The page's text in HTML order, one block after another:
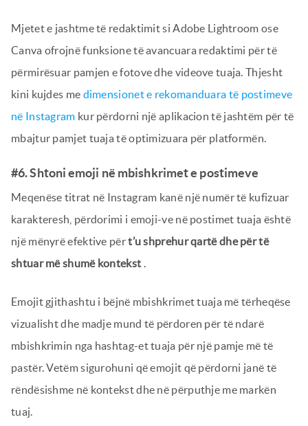
Mjetet e jashtme të redaktimit si Adobe Lightroom ose
Canva ofrojnë funksione të avancuara redaktimi për të
përmirësuar pamjen e fotove dhe videove tuaja. Thjesht
kini kujdes me dimensionet e rekomanduara të postimeve
në Instagram kur përdorni një aplikacion të jashtëm për të
mbajtur pamjet tuaja të optimizuara për platformën.
#6. Shtoni emoji në mbishkrimet e postimeve
Meqenëse titrat në Instagram kanë një numër të kufizuar
karakteresh, përdorimi i emoji-ve në postimet tuaja është
një mënyrë efektive përt’u shprehur qartë dhe për të
shtuar më shumë kontekst .
Emojit gjithashtu i bëjnë mbishkrimet tuaja më tërheqëse
vizualisht dhe madje mund të përdoren për të ndarë
mbishkrimin nga hashtag-et tuaja për një pamje më të
pastër. Vetëm sigurohuni që emojit që përdorni janë të
rëndësishme në kontekst dhe në përputhje me markën
tuaj.